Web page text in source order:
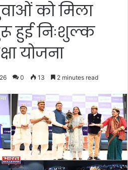
को मिला
हुई निःशुल्क
योजना
0 13 2 minutes read